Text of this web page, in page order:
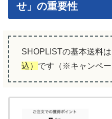
せ」の重要性
SHOPLISTの基本送料は
込） です（※キャンペー